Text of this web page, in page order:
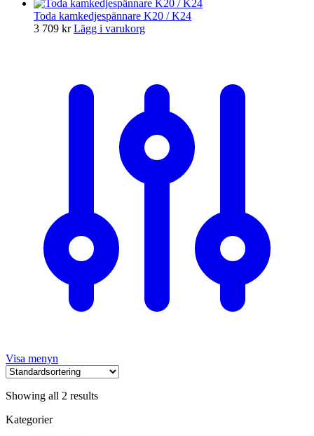
Toda kamkedjespännare K20 / K24
3 709 kr Lägg i varukorg
Visa menyn
Showing all 2 results
Kategorier